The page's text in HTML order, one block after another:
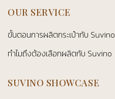
OUR SERVICE
ขั้นตอนการผลิตกระเป๋ากับ Suvino
ทำไมถึงต้องเลือกผลิตกับ Suvino
SUVINO SHOWCASE